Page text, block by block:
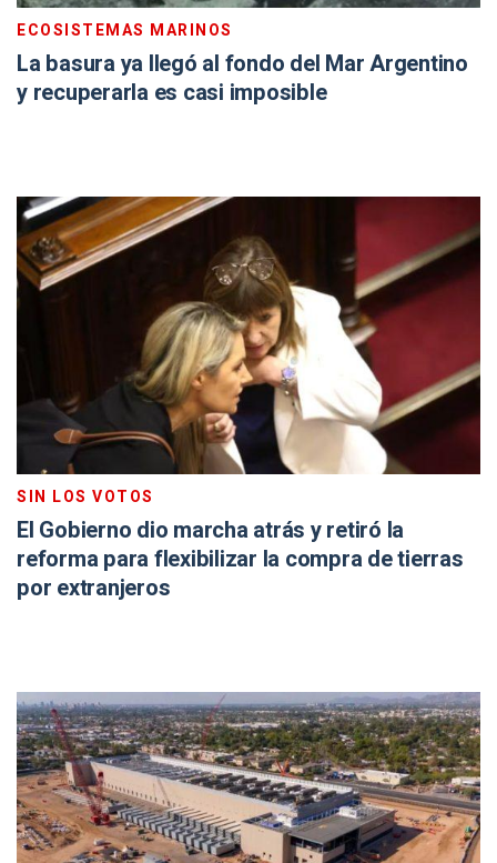
ECOSISTEMAS MARINOS
La basura ya llegó al fondo del Mar Argentino
y recuperarla es casi imposible
SIN LOS VOTOS
El Gobierno dio marcha atrás y retiró la
reforma para flexibilizar la compra de tierras
por extranjeros